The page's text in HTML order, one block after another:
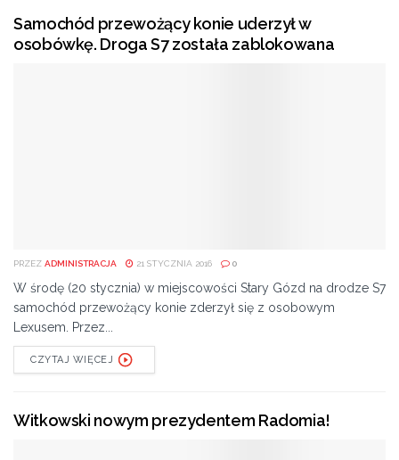
Samochód przewożący konie uderzył w
osobówkę. Droga S7 została zablokowana
PRZEZ ADMINISTRACJA 21 STYCZNIA 2016 0
W środę (20 stycznia) w miejscowości Stary Gózd na drodze S7
samochód przewożący konie zderzył się z osobowym
Lexusem. Przez...
CZYTAJ WIĘCEJ
Witkowski nowym prezydentem Radomia!